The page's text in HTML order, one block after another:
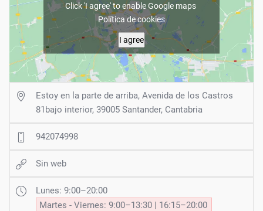
Click 'I agree' to enable Google maps
Política de cookies
I agree
Estoy en la parte de arriba, Avenida de los Castros
81bajo interior, 39005 Santander, Cantabria
942074998
Sin web
Lunes: 9:00–20:00
Martes - Viernes: 9:00–13:30 | 16:15–20:00